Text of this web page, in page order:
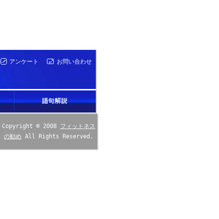
アンケート お問い合わせ
Copyright © 2008 フィットネス
の勧め All Rights Reserved.